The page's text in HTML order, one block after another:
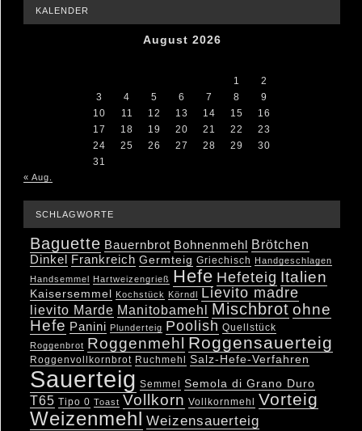
KALENDER
August 2026
1
2
3
4 5 6 7 8
9
10
11 12 13 14 15
16
17
18 19 20 21 22
23
24
25 26 27 28 29
30
31
« Aug.
SCHLAGWORTE
Baguette Bauernbrot Bohnenmehl Brötchen
Dinkel Frankreich Germteig Griechisch
Handgeschlagen
Handsemmel
Hartweizengrieß Hefe Hefeteig Italien
Kaisersemmel Kochstück Körndl Lievito madre
lievito Marde Manitobamehl Mischbrot ohne
Hefe Panini Plunderteig Poolish Quellstück
Roggenbrot Roggenmehl Roggensauerteig
Roggenvollkornbrot Ruchmehl Salz-Hefe-Verfahren
Sauerteig Semmel Semola di Grano Duro
T65 Tipo 0 Toast Vollkorn Vollkornmehl Vorteig
Weizenmehl Weizensauerteig